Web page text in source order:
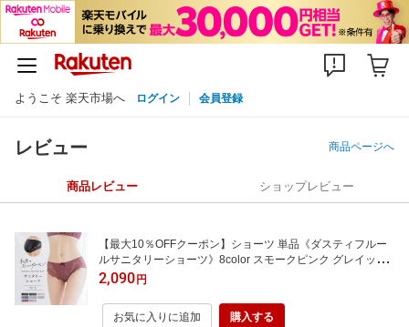
ようこそ 楽天市場へ ログイン 会員登録
レビュー 商品ページへ
商品レビュー ショップレビュー
【最大10％OFFクーポン】ショーツ 単品《ダスティフルー
ルサニタリーショーツ》8color スモークピンク グレイッシ
ュベージュ ブルーグレー ライラック チャコールグレー ブラ
ック プラム パンツ インナー 下着 サニタリー 生理【tu-hacc
i】
2,090円
お気に入りに追加 購入する